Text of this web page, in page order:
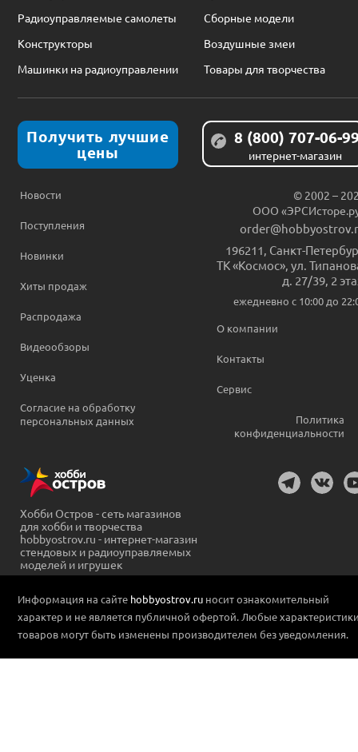
Радиоуправляемые самолеты
Сборные модели
Конструкторы
Воздушные змеи
Машинки на радиоуправлении
Товары для творчества
Получить лучшие
цены
8 (800) 707-06-
интернет-магазин
Новости
Поступления
Новинки
Хиты продаж
Распродажа
Видеообзоры
Уценка
Согласие на обработку
персональных данных
© 2002 –
ООО
196211 Санкт-
ТК «Космос», ул.
д. 27/39, 2
ежедневно c 10:00 до
О компании
Контакты
Сервис
Политика
конфиденциальности
Хобби Остров - сеть магазинов
для хобби и творчества
hobbyostrov.ru - интернет-магазин
стендовых и радиоуправляемых
моделей и игрушек
Информация на сайте hobbyostrov.ru носит ознакомительный
характер и не является публичной офертой. Любые
товаров могут быть изменены производителем без уведомления.